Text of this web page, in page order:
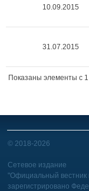
10.09.2015
31.07.2015
Показаны элементы c 1
© 2018-2026
Сетевое издание
"Официальный вестник
зарегистрировано